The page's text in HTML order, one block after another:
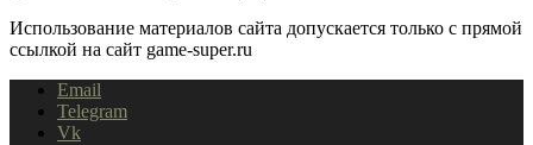
Использование материалов сайта допускается только с прямой
ссылкой на сайт game-super.ru
Email
Telegram
Vk